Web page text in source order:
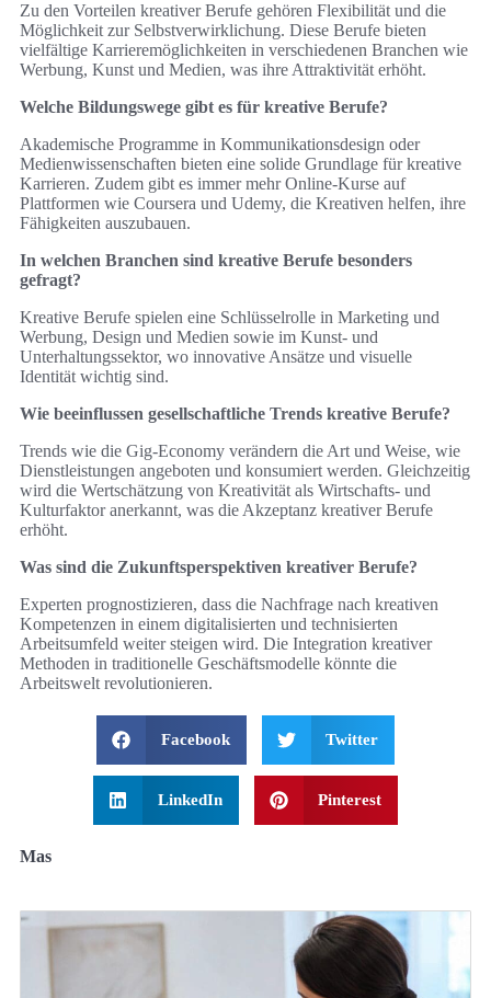
Zu den Vorteilen kreativer Berufe gehören Flexibilität und die
Möglichkeit zur Selbstverwirklichung. Diese Berufe bieten
vielfältige Karrieremöglichkeiten in verschiedenen Branchen wie
Werbung, Kunst und Medien, was ihre Attraktivität erhöht.
Welche Bildungswege gibt es für kreative Berufe?
Akademische Programme in Kommunikationsdesign oder
Medienwissenschaften bieten eine solide Grundlage für kreative
Karrieren. Zudem gibt es immer mehr Online-Kurse auf
Plattformen wie Coursera und Udemy, die Kreativen helfen, ihre
Fähigkeiten auszubauen.
In welchen Branchen sind kreative Berufe besonders
gefragt?
Kreative Berufe spielen eine Schlüsselrolle in Marketing und
Werbung, Design und Medien sowie im Kunst- und
Unterhaltungssektor, wo innovative Ansätze und visuelle
Identität wichtig sind.
Wie beeinflussen gesellschaftliche Trends kreative Berufe?
Trends wie die Gig-Economy verändern die Art und Weise, wie
Dienstleistungen angeboten und konsumiert werden. Gleichzeitig
wird die Wertschätzung von Kreativität als Wirtschafts- und
Kulturfaktor anerkannt, was die Akzeptanz kreativer Berufe
erhöht.
Was sind die Zukunftsperspektiven kreativer Berufe?
Experten prognostizieren, dass die Nachfrage nach kreativen
Kompetenzen in einem digitalisierten und technisierten
Arbeitsumfeld weiter steigen wird. Die Integration kreativer
Methoden in traditionelle Geschäftsmodelle könnte die
Arbeitswelt revolutionieren.
Facebook Twitter
LinkedIn Pinterest
Mas